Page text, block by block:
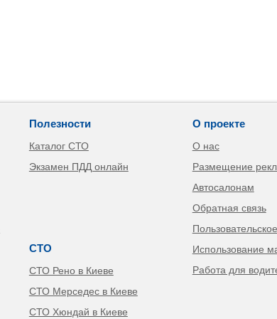
Полезности
Каталог СТО
Экзамен ПДД онлайн
СТО
СТО Рено в Киеве
СТО Мерседес в Киеве
СТО Хюндай в Киеве
О проекте
О нас
Размещение
Автосалонам
Обратная связь
Использование
Работа для